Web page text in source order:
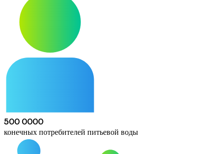
500 0000
конечных потребителей питьевой воды